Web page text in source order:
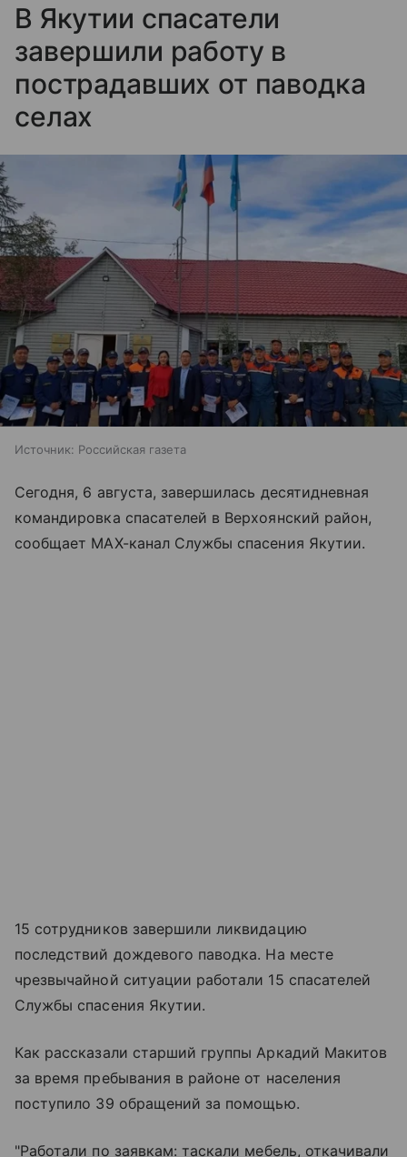
В Якутии спасатели
завершили работу в
пострадавших от паводка
селах
Источник: Российская газета
Сегодня, 6 августа, завершилась десятидневная
командировка спасателей в Верхоянский район,
сообщает МАХ-канал Службы спасения Якутии.
15 сотрудников завершили ликвидацию
последствий дождевого паводка. На месте
чрезвычайной ситуации работали 15 спасателей
Службы спасения Якутии.
Как рассказали старший группы Аркадий Макитов
за время пребывания в районе от населения
поступило 39 обращений за помощью.
"Работали по заявкам: таскали мебель, откачивали